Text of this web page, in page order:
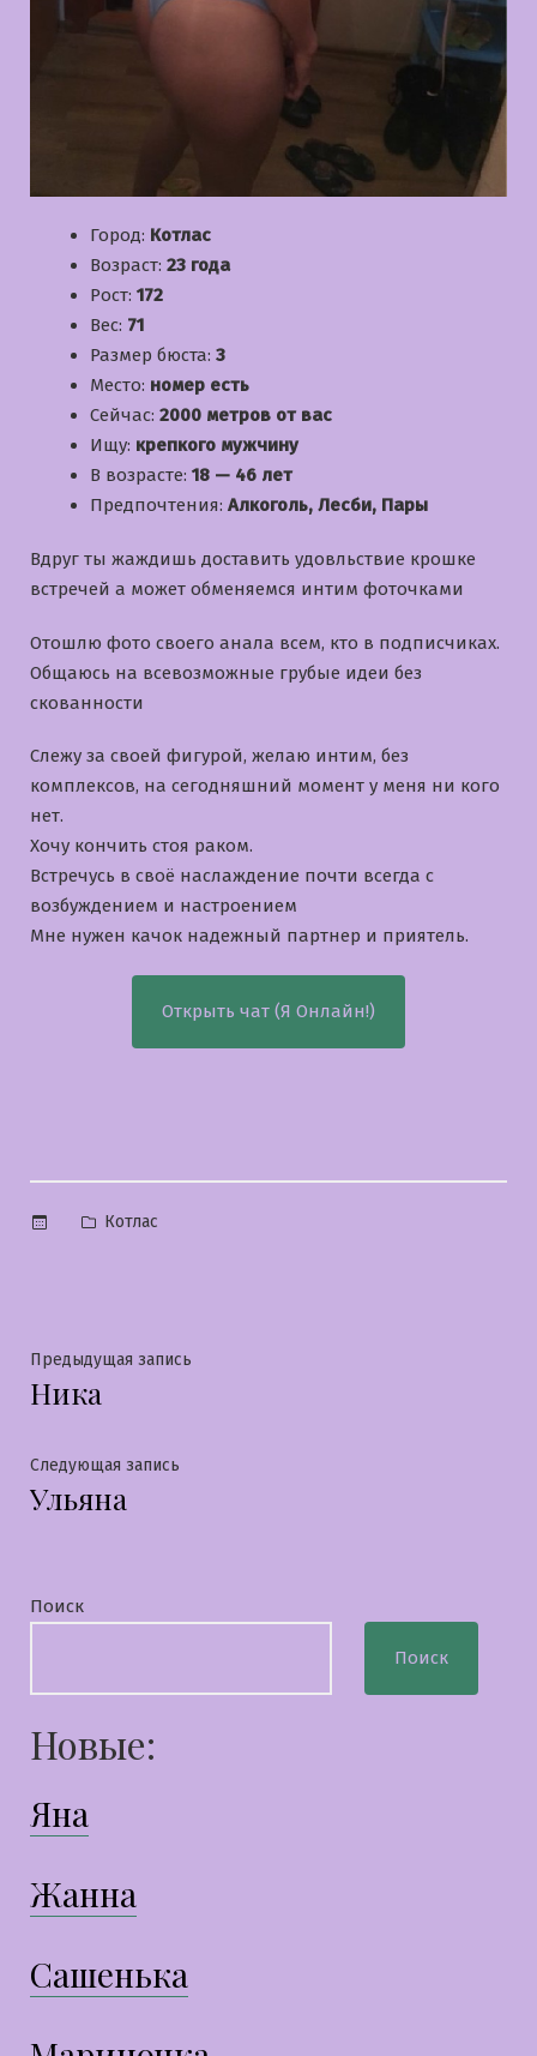
Город: Котлас
Возраст: 23 года
Рост: 172
Вес: 71
Размер бюста: 3
Место: номер есть
Сейчас: 2000 метров от вас
Ищу: крепкого мужчину
В возрасте: 18 — 46 лет
Предпочтения: Алкоголь, Лесби, Пары
Вдруг ты жаждишь доставить удовльствие крошке
встречей а может обменяемся интим фоточками
Отошлю фото своего анала всем, кто в подписчиках.
Общаюсь на всевозможные грубые идеи без
скованности
Слежу за своей фигурой, желаю интим, без
комплексов, на сегодняшний момент у меня ни кого
нет.
Хочу кончить стоя раком.
Встречусь в своё наслаждение почти всегда с
возбуждением и настроением
Мне нужен качок надежный партнер и приятель.
Открыть чат (Я Онлайн!)
Опубликовано
Котлас
Навигация
по
записям
Предыдущая запись
Ника
Следующая запись
Ульяна
Поиск
Поиск
Новые:
Яна
Жанна
Сашенька